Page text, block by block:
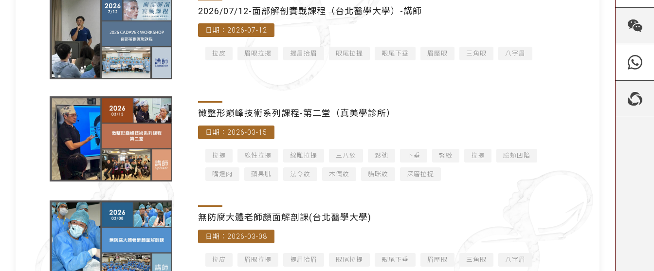
2026/07/12-面部解剖實戰課程（台北醫學大學）-講師
日期：2026-07-12
拉皮 眉眼拉提 提眉抬眉 眼尾拉提 眼尾下垂 眉壓眼 三角眼 八字眉
微整形巔峰技術系列課程-第二堂（真美學診所）
日期：2026-03-15
拉提 線性拉提 線雕拉提 三八紋 鬆弛 下垂 緊緻 拉提 臉頰凹陷
嘴邊肉 蘋果肌 法令紋 木偶紋 貓咪紋 深層拉提
無防腐大體老師顏面解剖課(台北醫學大學)
日期：2026-03-08
拉皮 眉眼拉提 提眉抬眉 眼尾拉提 眼尾下垂 眉壓眼 三角眼 八字眉